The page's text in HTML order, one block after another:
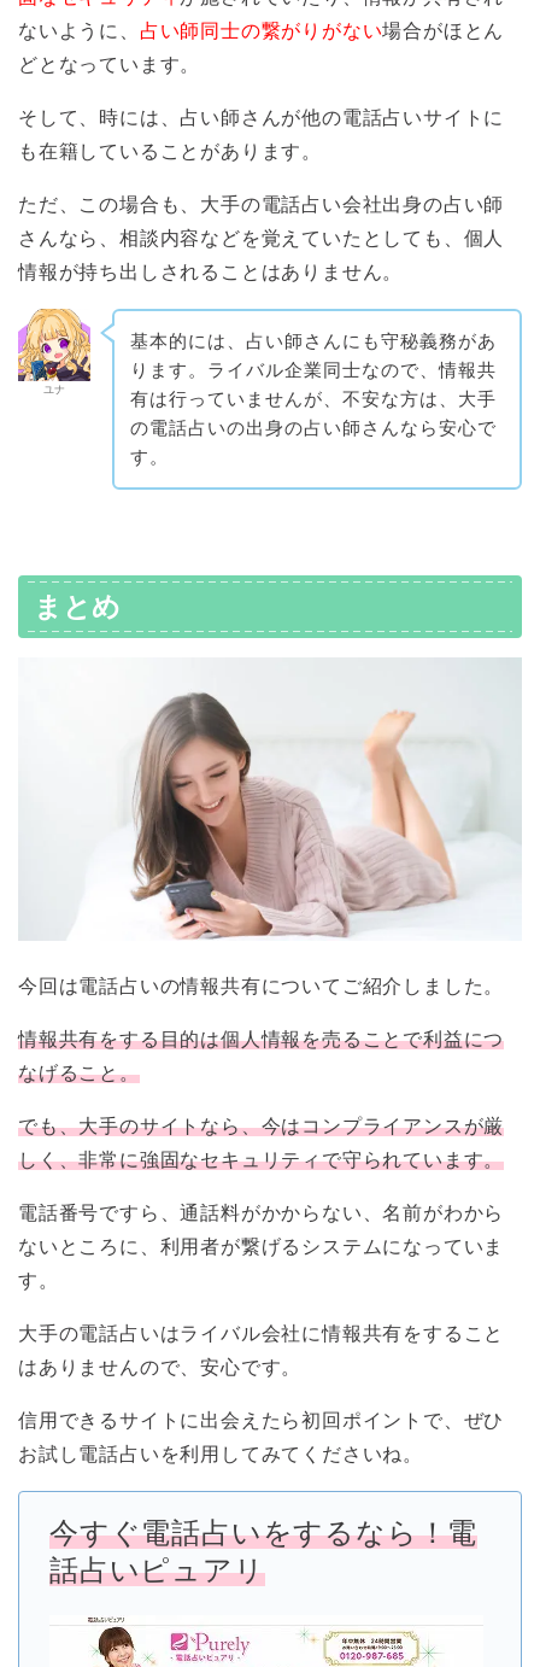
ないように、 占い師同士の繋がりがない場合がほとん
どとなっています。
そして、時には、占い師さんが他の電話占いサイトに
も在籍していることがあります。
ただ、この場合も、大手の電話占い会社出身の占い師
さんなら、相談内容などを覚えていたとしても、個人
情報が持ち出しされることはありません。
ユナ
基本的には、占い師さんにも守秘義務があ
ります。ライバル企業同士なので、情報共
有は行っていませんが、不安な方は、大手
の電話占いの出身の占い師さんなら安心で
す。
まとめ
今回は電話占いの情報共有についてご紹介しました。
情報共有をする目的は個人情報を売ることで利益につ
なげること。
でも、大手のサイトなら、今はコンプライアンスが厳
しく、非常に強固なセキュリティで守られています。
電話番号ですら、通話料がかからない、名前がわから
ないところに、利用者が繋げるシステムになっていま
す。
大手の電話占いはライバル会社に情報共有をすること
はありませんので、安心です。
信用できるサイトに出会えたら初回ポイントで、ぜひ
お試し電話占いを利用してみてくださいね。
今すぐ電話占いをするなら！電
話占いピュアリ